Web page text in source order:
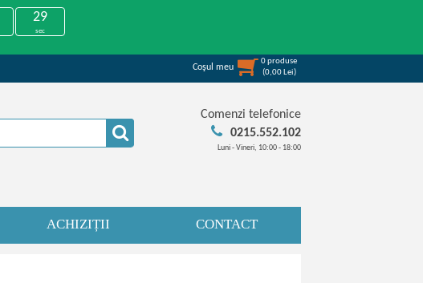
29
sec
Coşul meu
0produse
(0,00 Lei)
Comenzi telefonice
0215.552.102
Luni - Vineri, 10:00 - 18:00
ACHIZIȚII CONTACT